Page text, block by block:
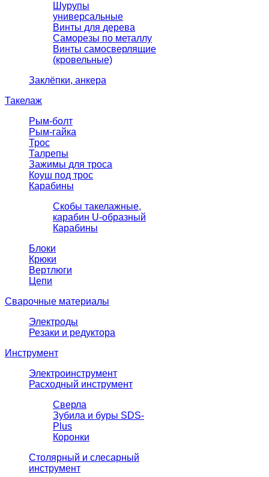
Шурупы
универсальные
Винты для дерева
Саморезы по металлу
Винты самосверлящие
(кровельные)
Заклёпки, анкера
Такелаж
Рым-болт
Рым-гайка
Трос
Талрепы
Зажимы для троса
Коуш под трос
Карабины
Скобы такелажные,
карабин U-образный
Карабины
Блоки
Крюки
Вертлюги
Цепи
Сварочные материалы
Электроды
Резаки и редуктора
Инструмент
Электроинструмент
Расходный инструмент
Сверла
Зубила и буры SDS-
Plus
Коронки
Столярный и слесарный
инструмент